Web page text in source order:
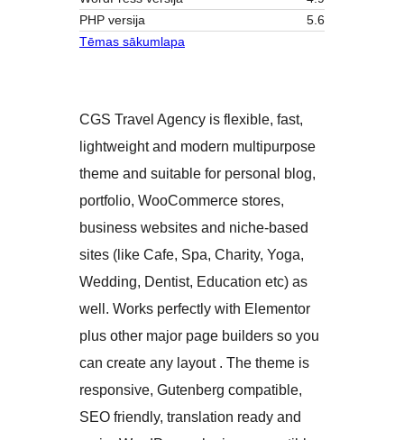
PHP versija
5.6
Tēmas sākumlapa
CGS Travel Agency is flexible, fast,
lightweight and modern multipurpose
theme and suitable for personal blog,
portfolio, WooCommerce stores,
business websites and niche-based
sites (like Cafe, Spa, Charity, Yoga,
Wedding, Dentist, Education etc) as
well. Works perfectly with Elementor
plus other major page builders so you
can create any layout . The theme is
responsive, Gutenberg compatible,
SEO friendly, translation ready and